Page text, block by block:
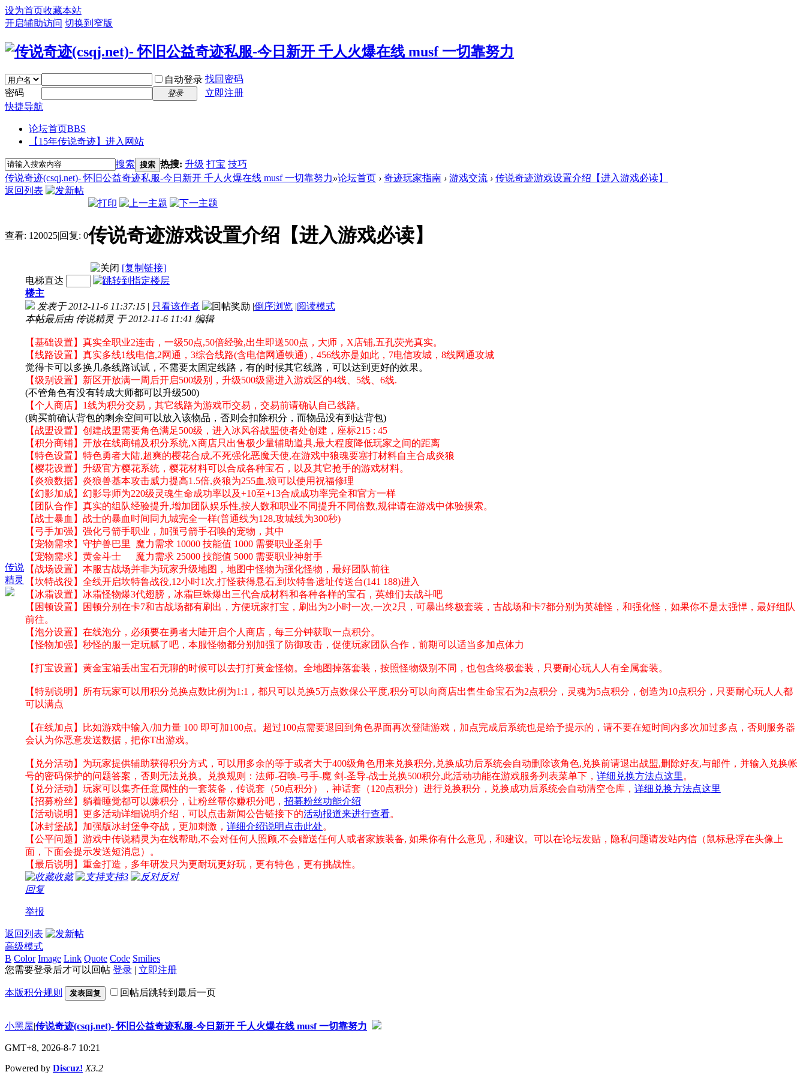
设为首页收藏本站
开启辅助访问 切换到窄版
自动登录 找回密码
密码
登录
立即注册
快捷导航
论坛首页BBS
【15年传说奇迹】进入网站
搜索 搜索 热搜: 升级 打宝 技巧
传说奇迹(csqj.net)- 怀旧公益奇迹私服-今日新开 千人火爆在线 musf 一切靠努力»论坛首页 › 奇迹玩家指南 › 游戏交流 › 传说奇迹游戏设置介绍【进入游戏必读】
返回列表
查看: 120025|回复: 0传说奇迹游戏设置介绍【进入游戏必读】
[复制链接]
传说
精灵
电梯直达
楼主
发表于 2012-11-6 11:37:15 | 只看该作者 |倒序浏览 |阅读模式
本帖最后由 传说精灵 于 2012-11-6 11:41 编辑
【基础设置】真实全职业2连击，一级50点,50倍经验,出生即送500点，大师，X店铺,五孔荧光真实。
【线路设置】真实多线1线电信,2网通，3综合线路(含电信网通铁通)，456线亦是如此，7电信攻城，8线网通攻城
觉得卡可以多换几条线路试试，不需要太固定线路，有的时候其它线路，可以达到更好的效果。
【级别设置】新区开放满一周后开启500级别，升级500级需进入游戏区的4线、5线、6线.
(不管角色有没有转成大师都可以升级500)
【个人商店】1线为积分交易，其它线路为游戏币交易，交易前请确认自己线路。
(购买前确认背包的剩余空间可以放入该物品，否则会扣除积分，而物品没有到达背包)
【战盟设置】创建战盟需要角色满足500级，进入冰风谷战盟使者处创建，座标215 : 45
【积分商铺】开放在线商铺及积分系统,X商店只出售极少量辅助道具,最大程度降低玩家之间的距离
【特色设置】特色勇者大陆,超爽的樱花合成,不死强化恶魔天使,在游戏中狼魂要塞打材料自主合成炎狼
【樱花设置】升级官方樱花系统，樱花材料可以合成各种宝石，以及其它抢手的游戏材料。
【炎狼数据】炎狼兽基本攻击威力提高1.5倍,炎狼为255血,狼可以使用祝福修理
【幻影加成】幻影导师为220级灵魂生命成功率以及+10至+13合成成功率完全和官方一样
【团队合作】真实的组队经验提升,增加团队娱乐性,按人数和职业不同提升不同倍数,规律请在游戏中体验摸索。
【战士暴血】战士的暴血时间同九城完全一样(普通线为128,攻城线为300秒)
【弓手加强】强化弓箭手职业，加强弓箭手召唤的宠物，其中
【宠物需求】守护兽巴里 魔力需求 10000 技能值 1000 需要职业圣射手
【宠物需求】黄金斗士 魔力需求 25000 技能值 5000 需要职业神射手
【战场设置】本服古战场并非为玩家升级地图，地图中怪物为强化怪物，最好团队前往
【坎特战役】全线开启坎特鲁战役,12小时1次,打怪获得悬石,到坎特鲁遗址传送台(141 188)进入
【冰霜设置】冰霜怪物爆3代翅膀，冰霜巨蛛爆出三代合成材料和各种各样的宝石，英雄们去战斗吧
【困顿设置】困顿分别在卡7和古战场都有刷出，方便玩家打宝，刷出为2小时一次,一次2只，可暴出终极套装，古战场和卡7都分别为英雄怪，和强化怪，如果你不是太强悍，最好组队
前往。
【泡分设置】在线泡分，必须要在勇者大陆开启个人商店，每三分钟获取一点积分。
【怪物加强】秒怪的服一定玩腻了吧，本服怪物都分别加强了防御攻击，促使玩家团队合作，前期可以适当多加点体力
【打宝设置】黄金宝箱丢出宝石无聊的时候可以去打打黄金怪物。全地图掉落套装，按照怪物级别不同，也包含终极套装，只要耐心玩人人有全属套装。
【特别说明】所有玩家可以用积分兑换点数比例为1:1，都只可以兑换5万点数保公平度,积分可以向商店出售生命宝石为2点积分，灵魂为5点积分，创造为10点积分，只要耐心玩人人都
可以满点
【在线加点】比如游戏中输入/加力量 100 即可加100点。超过100点需要退回到角色界面再次登陆游戏，加点完成后系统也是给予提示的，请不要在短时间内多次加过多点，否则服务器
会认为你恶意发送数据，把你T出游戏。
【兑分活动】为玩家提供辅助获得积分方式，可以用多余的等于或者大于400级角色用来兑换积分,兑换成功后系统会自动删除该角色,兑换前请退出战盟,删除好友,与邮件，并输入兑换帐
号的密码保护的问题答案，否则无法兑换。兑换规则：法师-召唤-弓手-魔 剑-圣导-战士兑换500积分,此活动功能在游戏服务列表菜单下， 详细兑换方法点这里 。
【兑分活动】玩家可以集齐任意属性的一套装备，传说套（50点积分），神话套（120点积分）进行兑换积分，兑换成功后系统会自动清空仓库， 详细兑换方法点这里
【招募粉丝】躺着睡觉都可以赚积分，让粉丝帮你赚积分吧， 招募粉丝功能介绍
【活动说明】更多活动详细说明介绍，可以点击新闻公告链接下的活动报道来进行查看。
【冰封堡战】加强版冰封堡争夺战，更加刺激， 详细介绍说明点击此处。
【公平问题】游戏中传说精灵为在线帮助,不会对任何人照顾,不会赠送任何人或者家族装备, 如果你有什么意见，和建议。可以在论坛发贴，隐私问题请发站内信（鼠标悬浮在头像上
面，下面会提示发送短消息）。
【最后说明】重金打造，多年研发只为更耐玩更好玩，更有特色，更有挑战性。
收藏
支持3
反对
回复
举报
返回列表
高级模式
B Color Image Link Quote Code Smilies
您需要登录后才可以回帖 登录 | 立即注册
本版积分规则 发表回复 回帖后跳转到最后一页
小黑屋|传说奇迹(csqj.net)- 怀旧公益奇迹私服-今日新开 千人火爆在线 musf 一切靠努力
GMT+8, 2026-8-7 10:21
Powered by Discuz! X3.2